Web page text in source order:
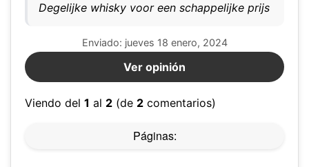
Degelijke whisky voor een schappelijke prijs
Enviado: jueves 18 enero, 2024
Ver opinión
Viendo del 1 al 2 (de 2 comentarios)
Páginas: